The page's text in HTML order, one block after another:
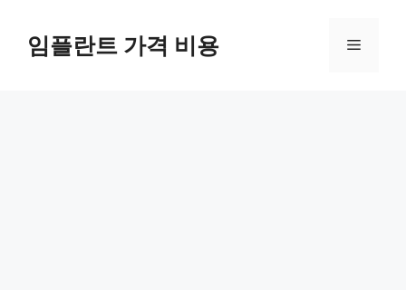
content임플란트 가격 비용 Menu